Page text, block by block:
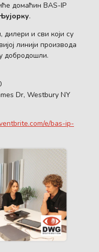
домаћин BAS-IP
.
дилери и сви који су
линији производа
добродошли.
Dr, Westbury NY
e/bas-ip-